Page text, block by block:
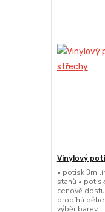
Vinylový
• potisk 3m
stanů •
cenově
probíhá
výběr barev